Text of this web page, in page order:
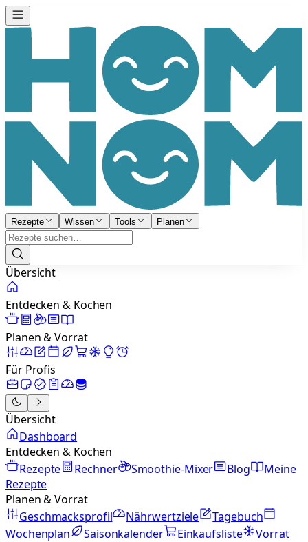
Rezepte Wissen Tools Planen
Übersicht
Entdecken & Kochen
Planen & Vorrat
Für Profis
Übersicht
Dashboard
Entdecken & Kochen
Rezepte
Rechner Smoothie-Mixer Blog
Meine
Rezepte
Planen & Vorrat
Geschmacksprofil
Nährwertziele
Tagebuch
Wochenplan
Saisonkalender Einkaufsliste
Vorrat